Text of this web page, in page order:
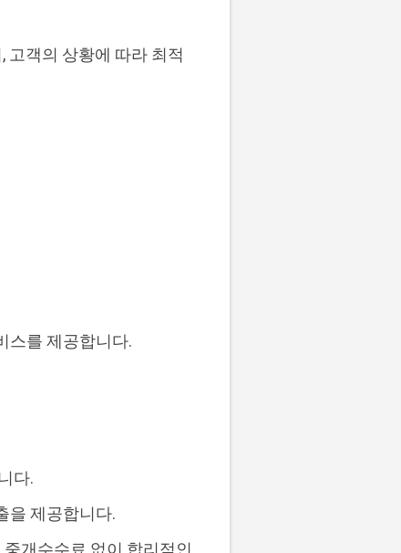
고객의 상황에 따라 최적
스를 제공합니다.
다.
을 제공합니다.
개수수료 없이 합리적인